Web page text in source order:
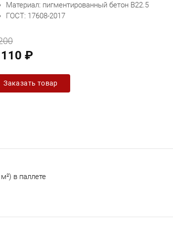
Материал: пигментированный бетон B22.5
ГОСТ: 17608-2017
₽
Заказать товар
в паллете